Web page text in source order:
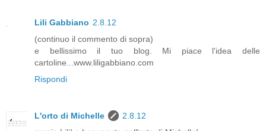
Lili Gabbiano 2.8.12
(continuo il commento di sopra)
e bellissimo il tuo blog. Mi piace l'idea delle
cartoline...www.liligabbiano.com
Rispondi
L'orto di Michelle
2.8.12